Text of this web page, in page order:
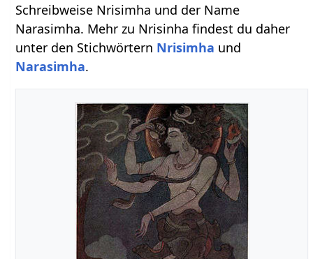
Schreibweise Nrisimha und der Name
Narasimha. Mehr zu Nrisinha findest du daher
unter den Stichwörtern Nrisimha und
Narasimha.